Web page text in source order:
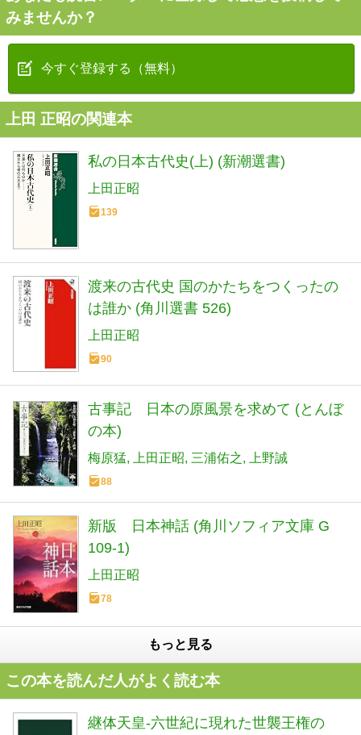
みませんか？
今すぐ登録する（無料）
上田 正昭の関連本
私の日本古代史(上) (新潮選書)
上田正昭
139
渡来の古代史 国のかたちをつくったの
は誰か (角川選書 526)
上田正昭
90
古事記 日本の原風景を求めて (とんぼ
の本)
梅原猛 上田正昭 三浦佑之 上野誠
88
新版 日本神話 (角川ソフィア文庫 G
109-1)
上田正昭
78
もっと見る
この本を読んだ人がよく読む本
継体天皇-六世紀に現れた世襲王権の